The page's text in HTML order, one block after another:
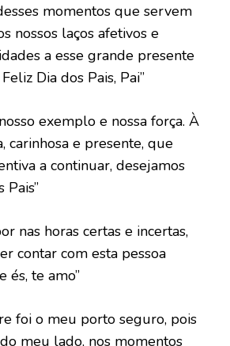
momentos que servem
nossos laços afetivos e
a esse grande presente
Dia dos Pais, Pai”
exemplo e nossa força. À
carinhosa e presente, que
a continuar, desejamos
Pais”
nas horas certas e incertas,
contar com esta pessoa
és, te amo”
foi o meu porto seguro, pois
meu lado, nos momentos